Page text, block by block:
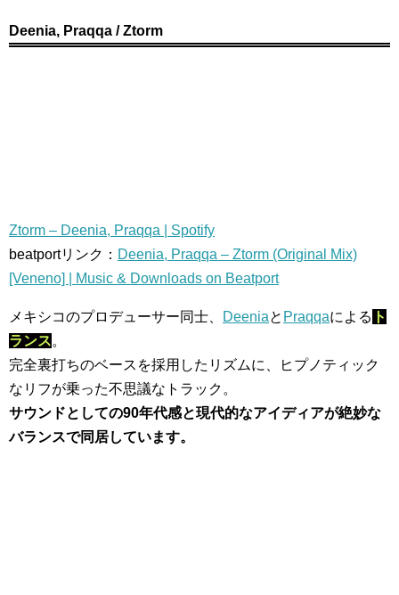
Deenia, Praqqa / Ztorm
Ztorm – Deenia, Praqqa | Spotify
beatportリンク： Deenia, Praqqa – Ztorm (Original Mix)
[Veneno] | Music & Downloads on Beatport
メキシコのプロデューサー同士、 Deeniaと Praqqaによる ト
ランス。
完全裏打ちのベースを採用したリズムに、ヒプノティック
なリフが乗った不思議なトラック。
サウンドとしての90年代感と現代的なアイディアが絶妙な
バランスで同居しています。